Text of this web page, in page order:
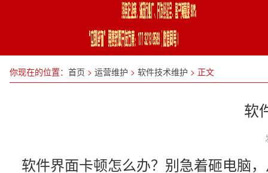
你现在的位置： 首页 > 运营维护 > 软件技术维护 > 正文
软
软件界面卡顿怎么办？别急着砸电脑